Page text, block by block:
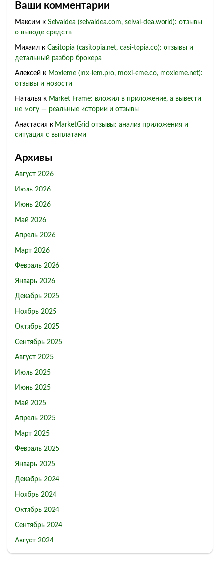
Ваши комментарии
Максим к Selvaldea (selvaldea.com, selval-dea.world): отзывы
о выводе средств
Михаил к Casitopia (casitopia.net, casi-topia.co): отзывы и
детальный разбор брокера
Алексей к Moxieme (mx-iem.pro, moxi-eme.co, moxieme.net):
отзывы и новости
Наталья к Market Frame: вложил в приложение, а вывести
не могу — реальные истории и отзывы
Анастасия к MarketGrid отзывы: анализ приложения и
ситуация с выплатами
Архивы
Август 2026
Июль 2026
Июнь 2026
Май 2026
Апрель 2026
Март 2026
Февраль 2026
Январь 2026
Декабрь 2025
Ноябрь 2025
Октябрь 2025
Сентябрь 2025
Август 2025
Июль 2025
Июнь 2025
Май 2025
Апрель 2025
Март 2025
Февраль 2025
Январь 2025
Декабрь 2024
Ноябрь 2024
Октябрь 2024
Сентябрь 2024
Август 2024